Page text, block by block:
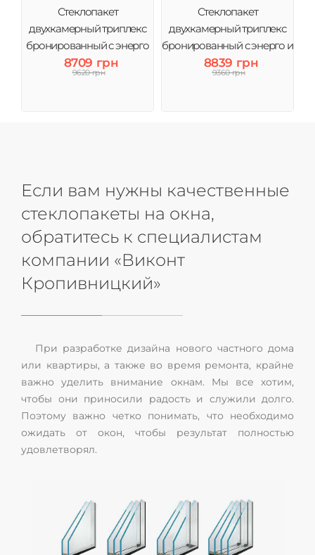
Стеклопакет
двухкамерный триплекс
бронированный с энерго
4CG-10-4-10-4і (3 стекла)
Виконт
8709 грн
9620 грн
Стеклопакет
двухкамерный триплекс
бронированный с энерго и
аргоном 4CG-10-4-10-4і (3
стекла) Виконт
8839 грн
9360 грн
Если вам нужны качественные
стеклопакеты на окна,
обратитесь к специалистам
компании «Виконт
Кропивницкий»
При разработке дизайна нового частного дома
или квартиры, а также во время ремонта, крайне
важно уделить внимание окнам. Мы все хотим,
чтобы они приносили радость и служили долго.
Поэтому важно четко понимать, что необходимо
ожидать от окон, чтобы результат полностью
удовлетворял.